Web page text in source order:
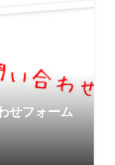
せフォーム